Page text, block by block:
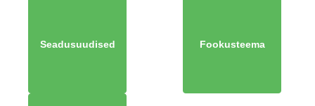
Seadusuudised Fookusteema